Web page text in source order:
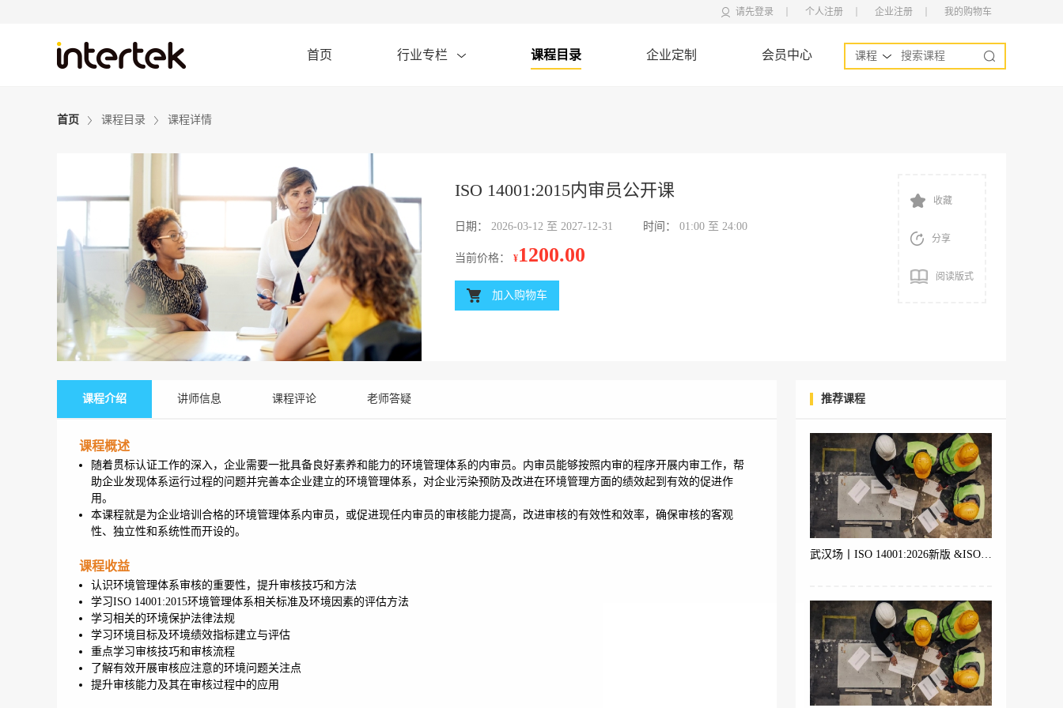
请先登录 个人注册 企业注册 我的购物车
首页 行业专栏 课程目录 企业定制 会员中心 课程
首页 课程目录 课程详情
ISO 14001:2015内审员公开课
日期： 2026-03-12 至 2027-12-31 时间： 01:00 至 24:00
当前价格： ¥1200.00
加入购物车
收藏
分享
阅读版式
课程介绍 讲师信息 课程评论 老师答疑
课程概述
随着贯标认证工作的深入，企业需要一批具备良好素养和能力的环境管理体系的内审员。内审员能够按照内审的程序开展内审工作，帮
助企业发现体系运行过程的问题并完善本企业建立的环境管理体系，对企业污染预防及改进在环境管理方面的绩效起到有效的促进作
用。
本课程就是为企业培训合格的环境管理体系内审员，或促进现任内审员的审核能力提高，改进审核的有效性和效率，确保审核的客观
性、独立性和系统性而开设的。
课程收益
认识环境管理体系审核的重要性，提升审核技巧和方法
学习ISO 14001:2015环境管理体系相关标准及环境因素的评估方法
学习相关的环境保护法律法规
学习环境目标及环境绩效指标建立与评估
重点学习审核技巧和审核流程
了解有效开展审核应注意的环境问题关注点
提升审核能力及其在审核过程中的应用
推荐课程
武汉场丨ISO 14001:2026新版 &ISO 9001 &ISO 45001体系内审员培训